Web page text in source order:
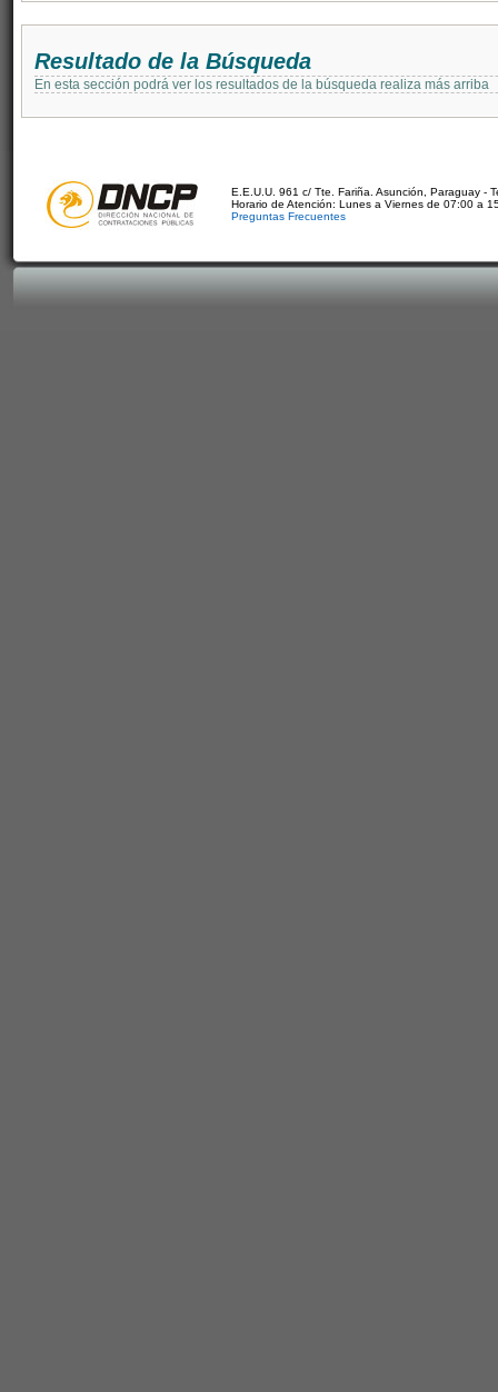
Resultado de la Búsqueda
En esta sección podrá ver los resultados de la búsqueda realiza más arriba
E.E.U.U. 961 c/ Tte. Fariña. Asunción, Paraguay -
Horario de Atención: Lunes a Viernes de 07:00 a
Preguntas Frecuentes